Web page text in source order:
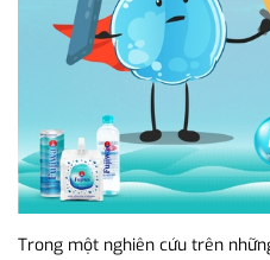
Trong một nghiên cứu trên